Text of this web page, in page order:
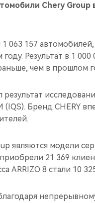
Chery Group
063 157
Результат в 1 000
чем в прошлом
Бренд CHERY
являются модели
21 369
ARRIZO 8 стали 10